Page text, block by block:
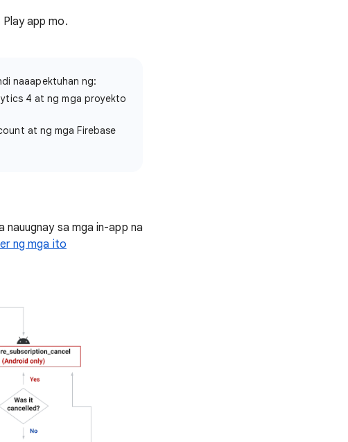
app mo.
naaapektuhan ng:
4 at ng mga proyekto
at ng mga Firebase
nauugnay sa mga in-app na
ng mga ito